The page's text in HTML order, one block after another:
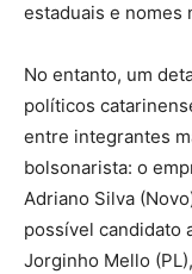
estaduais e nomes
No entanto, um
políticos
entre integrantes
bolsonarista: o
Adriano Silva
possível candidato
Jorginho Mello